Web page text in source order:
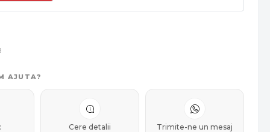
AJUTA?
Cere detalii Trimite-ne un mesaj